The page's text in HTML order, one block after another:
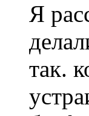
Я
так.